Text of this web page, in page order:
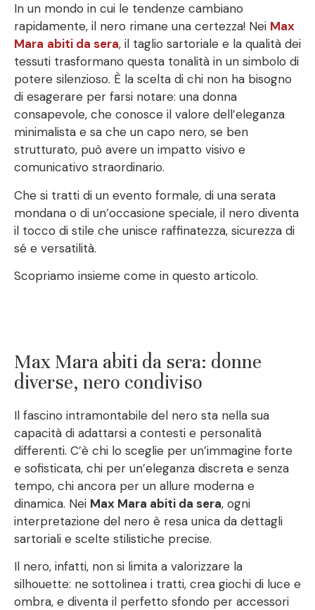
In un mondo in cui le tendenze cambiano
rapidamente, il nero rimane una certezza! Nei Max
Mara abiti da sera, il taglio sartoriale e la qualità dei
tessuti trasformano questa tonalità in un simbolo di
potere silenzioso. È la scelta di chi non ha bisogno
di esagerare per farsi notare: una donna
consapevole, che conosce il valore dell’eleganza
minimalista e sa che un capo nero, se ben
strutturato, può avere un impatto visivo e
comunicativo straordinario.
Che si tratti di un evento formale, di una serata
mondana o di un’occasione speciale, il nero diventa
il tocco di stile che unisce raffinatezza, sicurezza di
sé e versatilità.
Scopriamo insieme come in questo articolo.
Max Mara abiti da sera: donne
diverse, nero condiviso
Il fascino intramontabile del nero sta nella sua
capacità di adattarsi a contesti e personalità
differenti. C’è chi lo sceglie per un’immagine forte
e sofisticata, chi per un’eleganza discreta e senza
tempo, chi ancora per un allure moderna e
dinamica. Nei Max Mara abiti da sera, ogni
interpretazione del nero è resa unica da dettagli
sartoriali e scelte stilistiche precise.
Il nero, infatti, non si limita a valorizzare la
silhouette: ne sottolinea i tratti, crea giochi di luce e
ombra, e diventa il perfetto sfondo per accessori